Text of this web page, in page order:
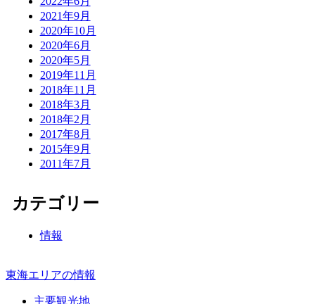
2021年9月
2020年10月
2020年6月
2020年5月
2019年11月
2018年11月
2018年3月
2018年2月
2017年8月
2015年9月
2011年7月
カテゴリー
情報
東海エリアの情報
主要観光地